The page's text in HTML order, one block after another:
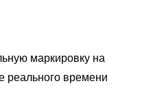
маркировку на
реального времени